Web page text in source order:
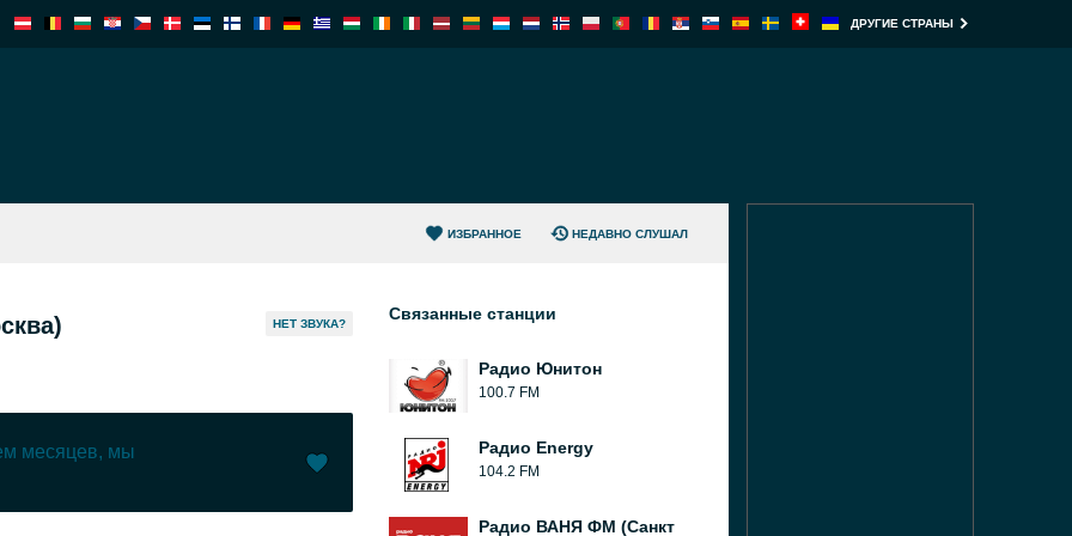
ДРУГИЕ СТРАНЫ
ИЗБРАННОЕ НЕДАВНО СЛУШАЛ
HЕТ ЗВУКА?
месяцев, мы
Связанные станции
Радио Юнитон
100.7 FM
Радио Energy
104.2 FM
Радио ВАНЯ ФМ (Санкт